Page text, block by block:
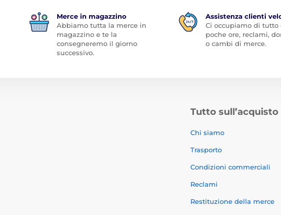
Merce in magazzino
Abbiamo tutta la merce in
magazzino e te la
consegneremo il giorno
successivo.
Assistenza clienti
Ci occupiamo di tutto
poche ore, reclami,
o cambi di merce.
Tutto sull’acquisto
Chi siamo
Trasporto
Condizioni commerciali
Reclami
Restituzione della merce